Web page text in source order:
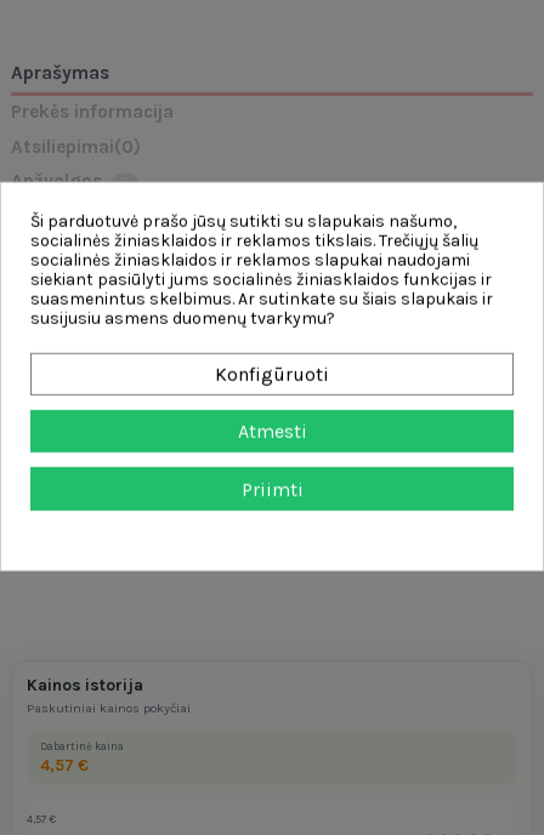
Aprašymas
Prekės informacija
Atsiliepimai(0)
Apžvalgos
0
Patikimo prekės ženklo " Unicorn" rinkinysWoopie , bus puikus aksesuaras
jūsų lėlei. Jūsų vaikas lavins savovaizduotęirkūrybiškumąžaisdamas su
savo bobute. Daugybėpriedų leis jūsų vaikui aprengti kūdikį įvairiais būdais,
o pridedama pakaba puikiai tiks jūsų mėgstamiausios lėlės spintai!
Charakteristikos: 1:
- aukščiausios kokybės gamyba - tobulos detalės,
- pakuotė puikiai tinka dovanai, prie jos pridedama patogi pakaba
Rinkinį sudaro:
- dangtelis,
Kainos istorija
Paskutiniai kainos pokyčiai
Dabartinė kaina
4,57 €
4,57 €
Ši parduotuvė prašo jūsų sutikti su slapukais našumo,
socialinės žiniasklaidos ir reklamos tikslais. Trečiųjų šalių
socialinės žiniasklaidos ir reklamos slapukai naudojami
siekiant pasiūlyti jums socialinės žiniasklaidos funkcijas ir
suasmenintus skelbimus. Ar sutinkate su šiais slapukais ir
susijusiu asmens duomenų tvarkymu?
Konfigūruoti
Atmesti
Priimti